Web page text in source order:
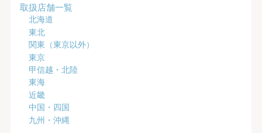
取扱店舗一覧
北海道
東北
関東（東京以外）
東京
甲信越・北陸
東海
近畿
中国・四国
九州・沖縄